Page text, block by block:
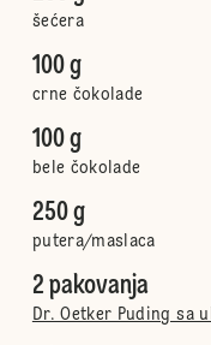
šećera
100 g
crne čokolade
100 g
bele čokolade
250 g
putera/maslaca
2 pakovanja
Dr. Oetker Puding sa